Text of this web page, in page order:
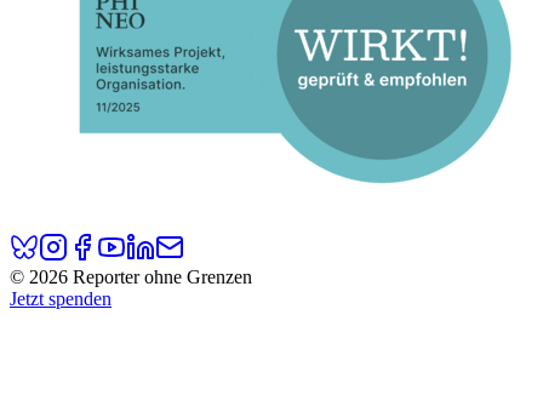
© 2026 Reporter ohne Grenzen
Jetzt spenden